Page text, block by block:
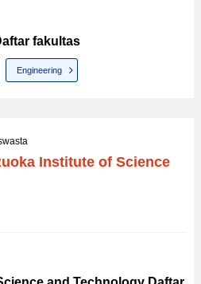
fakultas
Engineering
Institute of Science